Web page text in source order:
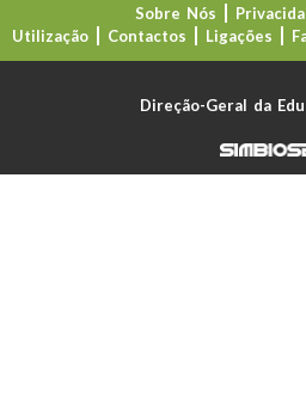
Sobre Nós
Utilização
Contactos Ligações
Direção-Geral da